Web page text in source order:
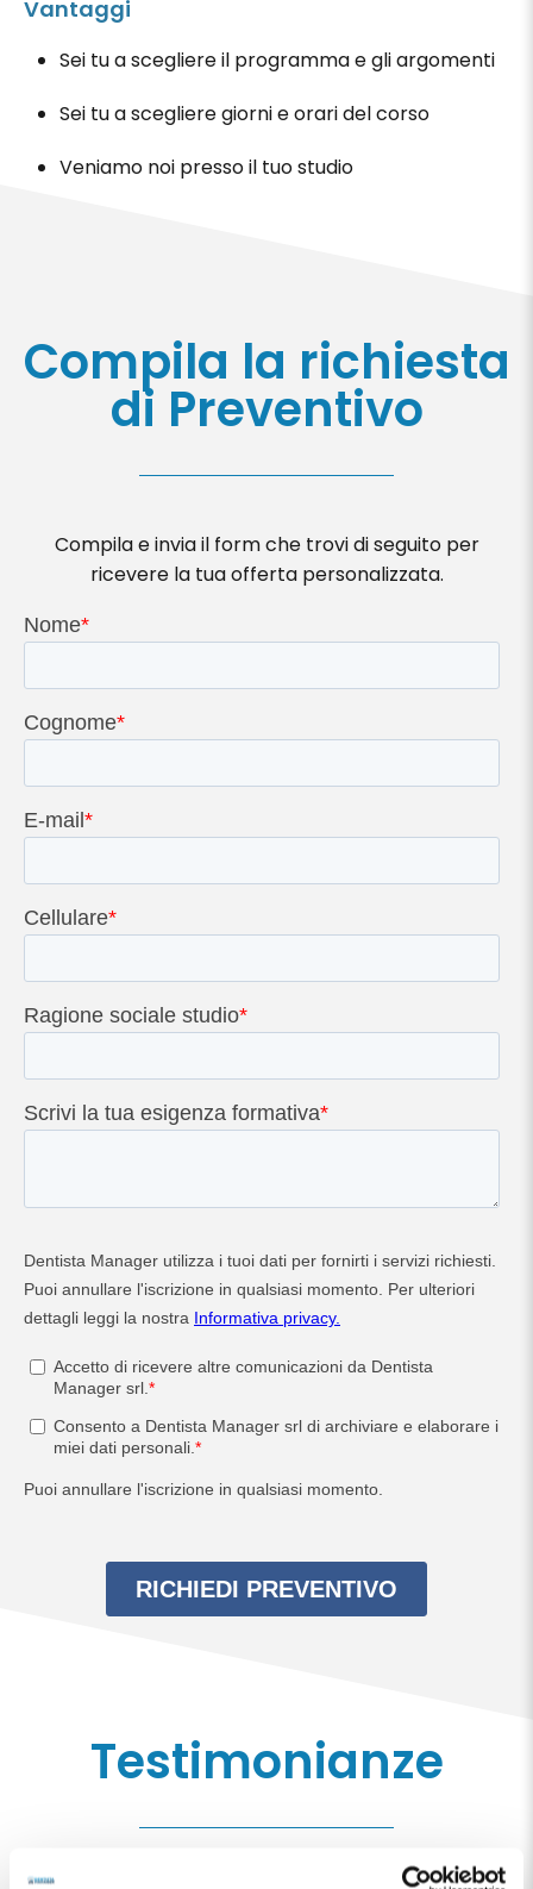
Vantaggi
Sei tu a scegliere il programma e gli argomenti
Sei tu a scegliere giorni e orari del corso
Veniamo noi presso il tuo studio
Compila la richiesta
di Preventivo
Compila e invia il form che trovi di seguito per
ricevere la tua offerta personalizzata.
Testimonianze